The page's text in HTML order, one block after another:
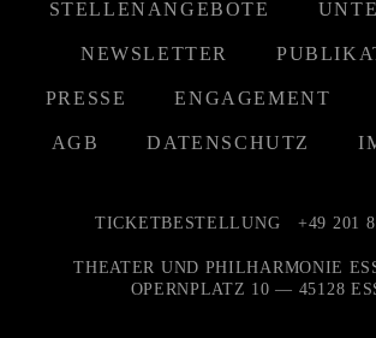
STELLENANGEBOTE
NEWSLETTER
PRESSE ENGAGEMENT
AGB DATENSCHUTZ
TICKETBESTELLUNG +49 201
THEATER UND PHILHARMONIE
OPERNPLATZ 10 — 45128